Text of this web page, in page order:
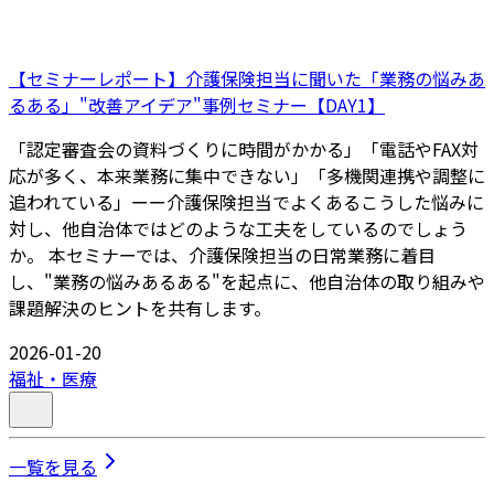
【セミナーレポート】介護保険担当に聞いた「業務の悩みあ
るある」"改善アイデア"事例セミナー【DAY1】
「認定審査会の資料づくりに時間がかかる」「電話やFAX対
応が多く、本来業務に集中できない」「多機関連携や調整に
追われている」ーー介護保険担当でよくあるこうした悩みに
対し、他自治体ではどのような工夫をしているのでしょう
か。 本セミナーでは、介護保険担当の日常業務に着目
し、"業務の悩みあるある"を起点に、他自治体の取り組みや
課題解決のヒントを共有します。
2026-01-20
福祉・医療
一覧を見る